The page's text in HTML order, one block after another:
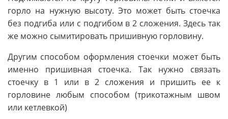
горло на нужную высоту. Это может быть стоечка
без подгиба или с подгибом в 2 сложения. Здесь так
же можно сымитировать пришивную горловину.
Другим способом оформления стоечки может быть
именно пришивная стоечка. Так нужно связать
стоечку в 1 или в 2 сложения и пришить ее к
горловине любым способом (трикотажным швом
или кетлевкой)